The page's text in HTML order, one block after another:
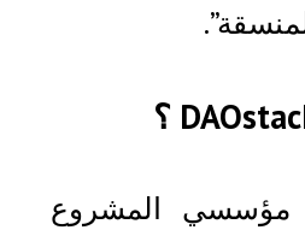
مؤسسي المشروع